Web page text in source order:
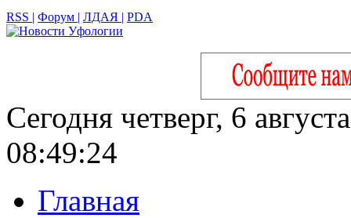
RSS | Форум | ЛДАЯ | PDA
Сегодня четверг, 6
08:49:25
Главная